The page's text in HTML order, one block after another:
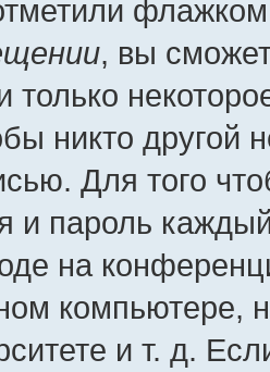
, вы
только
никто другой
Для того
и пароль
на
компьютере,
и т. д.